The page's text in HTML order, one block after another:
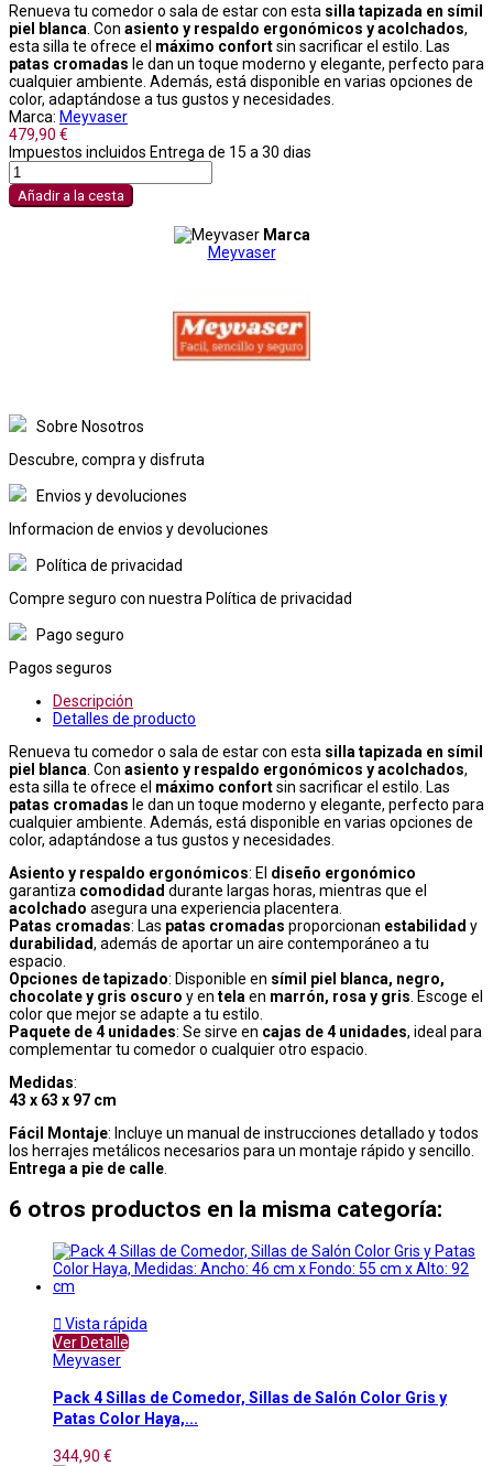
Renueva tu comedor o sala de estar con esta silla tapizada en símil
piel blanca . Con asiento y respaldo ergonómicos y acolchados,
esta silla te ofrece el máximo confortsin sacrificar el estilo. Las
patas cromadas le dan un toque moderno y elegante, perfecto para
cualquier ambiente. Además, está disponible en varias opciones de
color, adaptándose a tus gustos y necesidades.
Marca: Meyvaser
479,90 €
Impuestos incluidos Entrega de 15 a 30 dias
Añadir a la cesta
Marca
Meyvaser
Sobre Nosotros
Descubre, compra y disfruta
Envios y devoluciones
Informacion de envios y devoluciones
Política de privacidad
Compre seguro con nuestra Política de privacidad
Pago seguro
Pagos seguros
Descripción
Detalles de producto
Renueva tu comedor o sala de estar con esta silla tapizada en símil
piel blanca . Con asiento y respaldo ergonómicos y acolchados,
esta silla te ofrece el máximo confortsin sacrificar el estilo. Las
patas cromadas le dan un toque moderno y elegante, perfecto para
cualquier ambiente. Además, está disponible en varias opciones de
color, adaptándose a tus gustos y necesidades.
Asiento y respaldo ergonómicos: El diseño ergonómico
garantiza comodidad durante largas horas, mientras que el
acolchado asegura una experiencia placentera.
Patas cromadas: Las patas cromadas proporcionan estabilidad y
durabilidad, además de aportar un aire contemporáneo a tu
espacio.
Opciones de tapizado: Disponible en símil piel blanca, negro,
chocolate y gris oscuro y en tela en marrón, rosa y gris . Escoge el
color que mejor se adapte a tu estilo.
Paquete de 4 unidades: Se sirve en cajas de 4 unidades, ideal para
complementar tu comedor o cualquier otro espacio.
Medidas:
43 x 63 x 97 cm
Fácil Montaje: Incluye un manual de instrucciones detallado y todos
los herrajes metálicos necesarios para un montaje rápido y sencillo.
Entrega a pie de calle
6 otros productos en la misma categoría:
 Vista rápida
Ver Detalle
Meyvaser
Pack 4 Sillas de Comedor, Sillas de Salón Color Gris y
Patas Color Haya,...
344,90 €